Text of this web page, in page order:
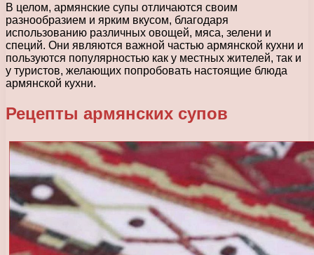
В целом, армянские супы отличаются своим
разнообразием и ярким вкусом, благодаря
использованию различных овощей, мяса, зелени и
специй. Они являются важной частью армянской кухни и
пользуются популярностью как у местных жителей, так и
у туристов, желающих попробовать настоящие блюда
армянской кухни.
Рецепты армянских супов